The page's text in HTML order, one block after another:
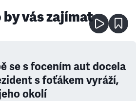
vás zajímat
se s focením aut docela
s foťákem vyráží,
okolí